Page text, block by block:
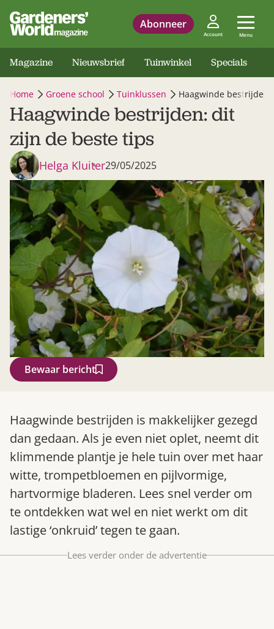
Abonneer
Account Menu
Gardeners’ World 08/2026
Bestel nu
Magazine Nieuwsbrief Tuinwinkel Specials
Home Groene school Tuinklussen Haagwinde
Haagwinde bestrijden: dit
zijn de beste tips
Helga Kluiter29/05/2025
Bewaar bericht
Haagwinde bestrijden is makkelijker gezegd
dan gedaan. Als je even niet oplet, neemt dit
klimmende plantje je hele tuin over met haar
witte, trompetbloemen en pijlvormige,
hartvormige bladeren. Lees snel verder om
te ontdekken wat wel en niet werkt om dit
lastige ‘onkruid’ tegen te gaan.
Lees verder onder de advertentie